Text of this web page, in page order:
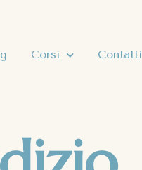
Corsi Contatti